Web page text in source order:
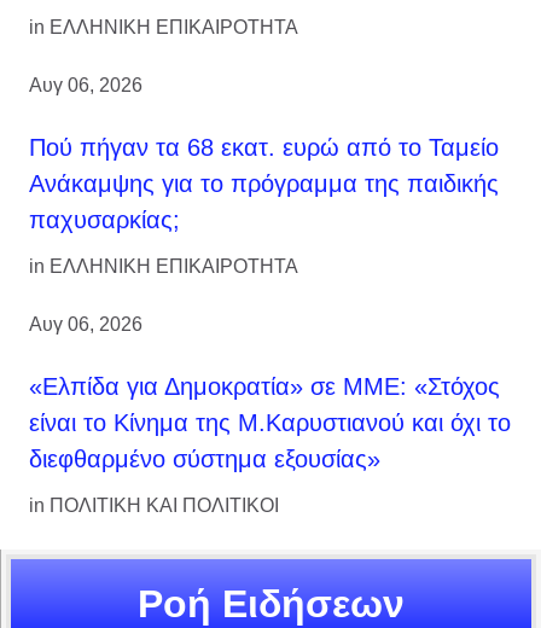
in ΕΛΛΗΝΙΚΗ ΕΠΙΚΑΙΡΟΤΗΤΑ
Αυγ 06, 2026
Πού πήγαν τα 68 εκατ. ευρώ από το Ταμείο
Ανάκαμψης για το πρόγραμμα της παιδικής
παχυσαρκίας;
in ΕΛΛΗΝΙΚΗ ΕΠΙΚΑΙΡΟΤΗΤΑ
Αυγ 06, 2026
«Ελπίδα για Δημοκρατία» σε ΜΜΕ: «Στόχος
είναι το Κίνημα της Μ.Καρυστιανού και όχι το
διεφθαρμένο σύστημα εξουσίας»
in ΠΟΛΙΤΙΚΗ ΚΑΙ ΠΟΛΙΤΙΚΟΙ
Ροή Ειδήσεων